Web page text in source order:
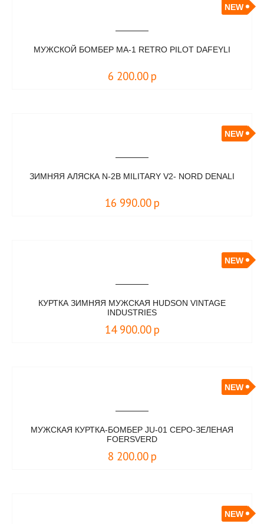
NEW
МУЖСКОЙ БОМБЕР MA-1 RETRO PILOT DAFEYLI
6 200.00 р
NEW
ЗИМНЯЯ АЛЯСКА N-2B MILITARY V2- NORD DENALI
16 990.00 р
NEW
КУРТКА ЗИМНЯЯ МУЖСКАЯ HUDSON VINTAGE
INDUSTRIES
14 900.00 р
NEW
МУЖСКАЯ КУРТКА-БОМБЕР JU-01 СЕРО-ЗЕЛЕНАЯ
FOERSVERD
8 200.00 р
NEW